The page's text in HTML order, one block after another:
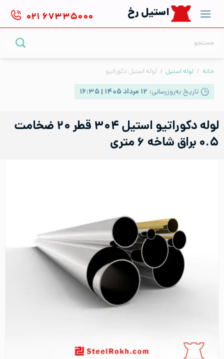
content
استیل رخ ۰۲۱ ۶۷۳۳۵۰۰۰
خانه / لوله استیل / لوله استیل دکوراتیو
تاریخ به‌روزرسانی: ۱۲ مرداد ۱۴۰۵ | ۱۶:۳۵
لوله دکوراتیو استیل ۳۰۴ قطر ۲۰ ضخامت
۰.۵ براق شاخه ۶ متری